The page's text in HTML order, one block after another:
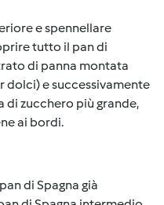
e spennellare
tutto il pan di
di panna montata
dolci) e successivamente
di zucchero più grande,
ai bordi.
di Spagna già